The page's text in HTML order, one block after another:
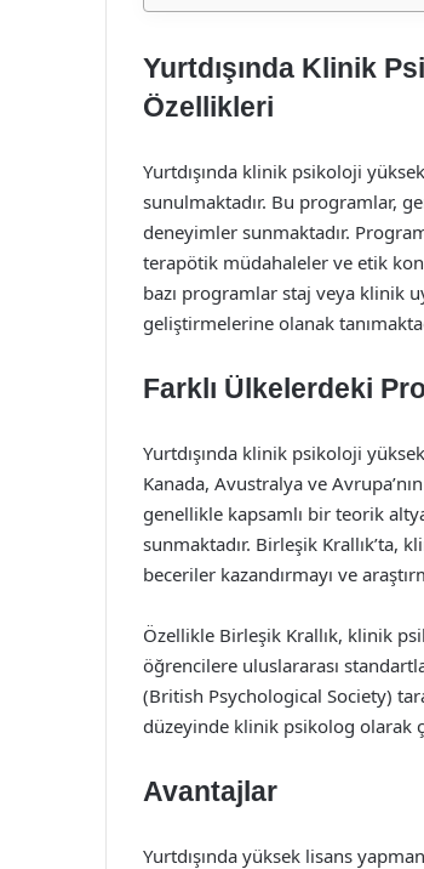
Yurtdışında Klinik
Özellikleri
Yurtdışında klinik psikoloji
sunulmaktadır. Bu programlar,
deneyimler sunmaktadır.
terapötik müdahaleler ve etik
bazı programlar staj veya klinik
geliştirmelerine olanak
Farklı Ülkelerdeki
Yurtdışında klinik psikoloji
Kanada, Avustralya ve
genellikle kapsamlı bir teorik
sunmaktadır. Birleşik Krallık’ta,
beceriler kazandırmayı ve
Özellikle Birleşik Krallık, klinik
öğrencilere uluslararası
(British Psychological Society)
düzeyinde klinik psikolog olarak
Avantajlar
Yurtdışında yüksek lisans